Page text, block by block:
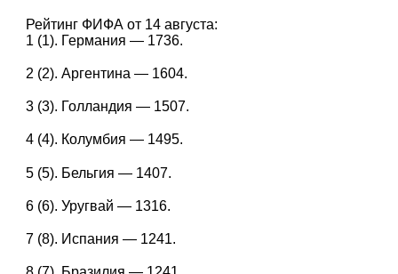
Рейтинг ФИФА от 14 августа:
1 (1). Германия — 1736.
2 (2). Аргентина — 1604.
3 (3). Голландия — 1507.
4 (4). Колумбия — 1495.
5 (5). Бельгия — 1407.
6 (6). Уругвай — 1316.
7 (8). Испания — 1241.